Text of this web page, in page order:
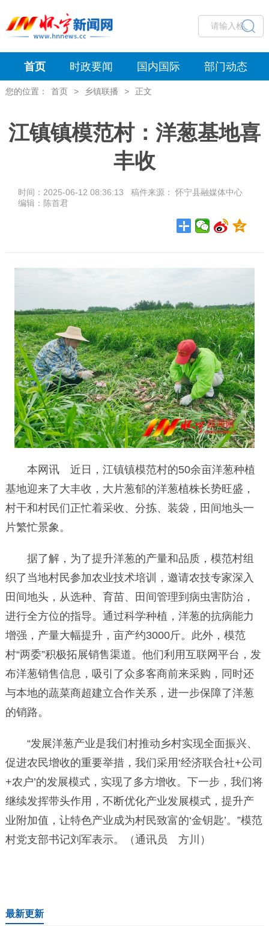
首页 时政要闻 国内国际 部门动态
您的位置： 首页 > 乡镇联播 > 正文
江镇镇模范村：洋葱基地喜
丰收
时间：2025-06-12 08:36:13 稿件来源： 怀宁县融媒体中心
编辑：陈首君
本网讯 近日，江镇镇模范村的50余亩洋葱种植
基地迎来了大丰收，大片葱郁的洋葱植株长势旺盛，
村干和村民们正忙着采收、分拣、装袋，田间地头一
片繁忙景象。
据了解，为了提升洋葱的产量和品质，模范村组
织了当地村民参加农业技术培训，邀请农技专家深入
田间地头，从选种、育苗、田间管理到病虫害防治，
进行全方位的指导。通过科学种植，洋葱的抗病能力
增强，产量大幅提升，亩产约3000斤。此外，模范
村“两委”积极拓展销售渠道。他们利用互联网平台，发
布洋葱销售信息，吸引了众多客商前来采购，同时还
与本地的蔬菜商超建立合作关系，进一步保障了洋葱
的销路。
“发展洋葱产业是我们村推动乡村实现全面振兴、
促进农民增收的重要举措，我们采用‘经济联合社+公司
+农户’的发展模式，实现了多方增收。下一步，我们将
继续发挥带头作用，不断优化产业发展模式，提升产
业附加值，让特色产业成为村民致富的‘金钥匙’。”模范
村党支部书记刘军表示。（通讯员 方川）
最新更新